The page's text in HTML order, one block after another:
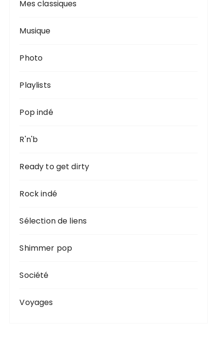
Mes classiques
Musique
Photo
Playlists
Pop indé
R'n'b
Ready to get dirty
Rock indé
Sélection de liens
Shimmer pop
Société
Voyages